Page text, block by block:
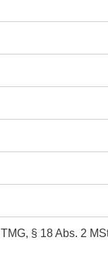
§ 18 Abs. 2